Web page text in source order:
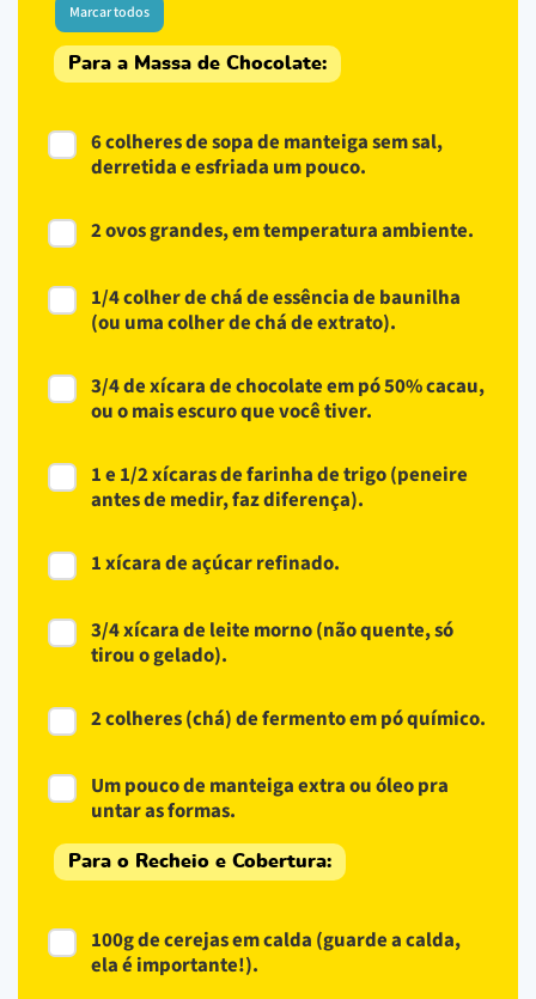
Marcar todos
Para a Massa de Chocolate:
6 colheres de sopa de manteiga sem sal,
derretida e esfriada um pouco.
2 ovos grandes, em temperatura ambiente.
1/4 colher de chá de essência de baunilha
(ou uma colher de chá de extrato).
3/4 de xícara de chocolate em pó 50% cacau,
ou o mais escuro que você tiver.
1 e 1/2 xícaras de farinha de trigo (peneire
antes de medir, faz diferença).
1 xícara de açúcar refinado.
3/4 xícara de leite morno (não quente, só
tirou o gelado).
2 colheres (chá) de fermento em pó químico.
Um pouco de manteiga extra ou óleo pra
untar as formas.
Para o Recheio e Cobertura:
100g de cerejas em calda (guarde a calda,
ela é importante!).